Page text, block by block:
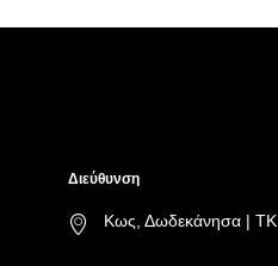
Διεύθυνση
Κως, Δωδεκάνησα |